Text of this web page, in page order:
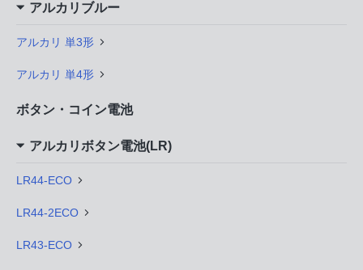
アルカリブルー
アルカリ 単3形
アルカリ 単4形
ボタン・コイン電池
アルカリボタン電池(LR)
LR44-ECO
LR44-2ECO
LR43-ECO